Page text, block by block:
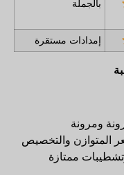
بالجملة
إمدادات مستقرة
ومرونة
المتوازن والتخصيص
ممتازة